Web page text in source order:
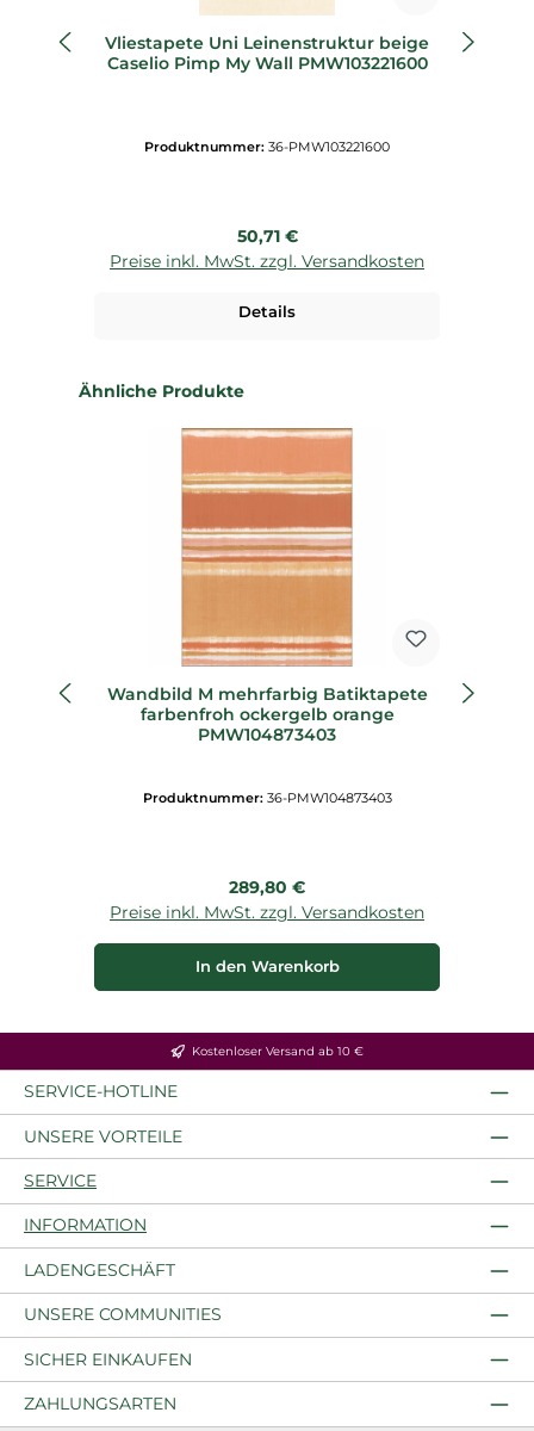
Vliestapete Uni Leinenstruktur beige
Caselio Pimp My Wall PMW103221600
Produktnummer: 36-PMW103221600
Regulärer Preis:
50,71 €
Preise inkl. MwSt. zzgl. Versandkosten
Details
Produktgalerie überspringen
Ähnliche Produkte
Wandbild M mehrfarbig Batiktapete
farbenfroh ockergelb orange
PMW104873403
Produktnummer: 36-PMW104873403
Regulärer Preis:
289,80 €
Preise inkl. MwSt. zzgl. Versandkosten
In den Warenkorb
Kostenloser Versand ab 10 €
SERVICE-HOTLINE
UNSERE VORTEILE
SERVICE
INFORMATION
LADENGESCHÄFT
UNSERE COMMUNITIES
SICHER EINKAUFEN
ZAHLUNGSARTEN